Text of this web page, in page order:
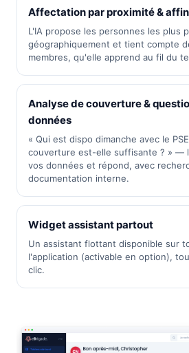
Affectation par proximité &
L'IA propose les personnes les plus
géographiquement et tient compte
membres, qu'elle apprend au fil du
Analyse de couverture &
données
« Qui est dispo dimanche avec le
couverture est-elle suffisante ? » —
vos données et répond, avec
documentation interne.
Widget assistant partout
Un assistant flottant disponible sur
l'application (activable en option),
clic.